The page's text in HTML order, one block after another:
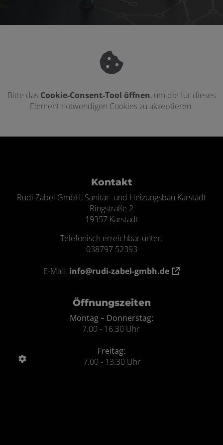
Bitte das Cookie-Consent-Tool öffnen, um die für dieses
Element notwendigen Cookies zu akzeptieren.
Kontakt
Rudi Zabel GmbH, Sanitär- und Heizungsbau Karstädt
Ringstraße 2
19357 Karstädt
Telefonisch erreichbar unter:
038797 52393
E-Mail: info@rudi-zabel-gmbh.de
Öffnungszeiten
Montag – Donnerstag:
7.00 - 16.30 Uhr
Freitag:
7.00 - 13.30 Uhr